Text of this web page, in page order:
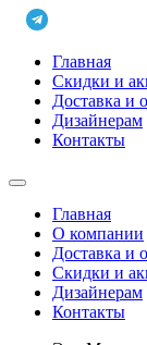
Главная
Скидки и
Доставка и
Дизайнерам
Контакты
Главная
О компании
Доставка и
Скидки и
Дизайнерам
Контакты